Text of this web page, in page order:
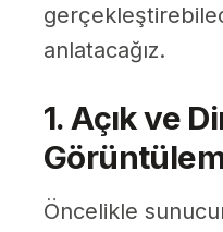
anlatacağız.
1. Açık ve
Öncelikle